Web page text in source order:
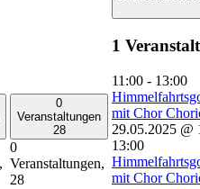
0
Veranstaltungen
28
0
Veranstaltungen,
28
1
11:00 - 13:00
mit Chor
29.05.2025 @
13:00
mit Chor